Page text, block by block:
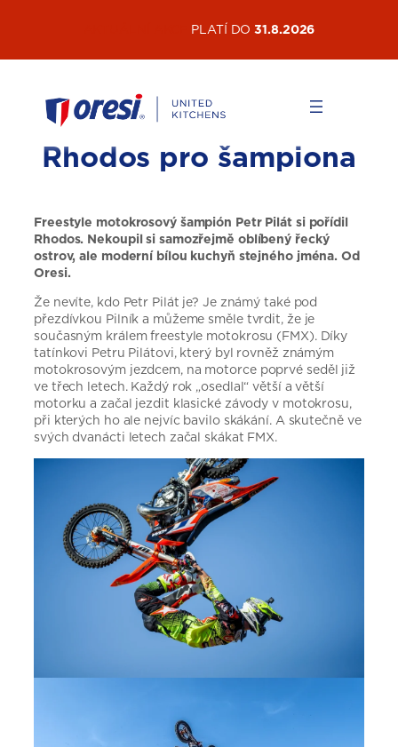
PLATÍ DO31.8.2026
Rhodos pro šampiona
Freestyle motokrosový šampión Petr Pilát si pořídil
Rhodos. Nekoupil si samozřejmě oblíbený řecký
ostrov, ale moderní bílou kuchyň stejného jména. Od
Oresi.
Že nevíte, kdo Petr Pilát je? Je známý také pod
přezdívkou Pilník a můžeme směle tvrdit, že je
současným králem freestyle motokrosu (FMX). Díky
tatínkovi Petru Pilátovi, který byl rovněž známým
motokrosovým jezdcem, na motorce poprvé seděl již
ve třech letech. Každý rok „osedlal“ větší a větší
motorku a začal jezdit klasické závody v motokrosu,
při kterých ho ale nejvíc bavilo skákání. A skutečně ve
svých dvanácti letech začal skákat FMX.